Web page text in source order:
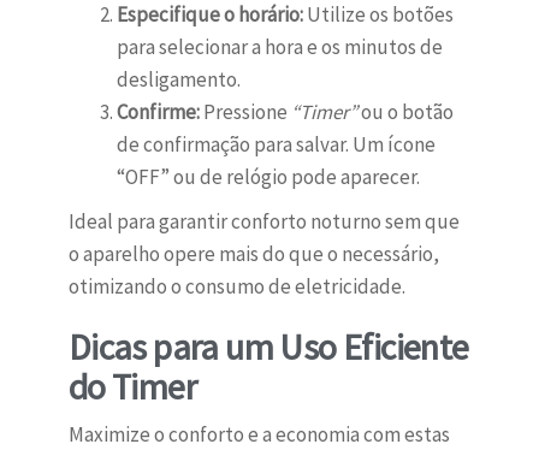
Especifique o horário:Utilize os botões
para selecionar a hora e os minutos de
desligamento.
Confirme:Pressione “Timer”ou o botão
de confirmação para salvar. Um ícone
“OFF” ou de relógio pode aparecer.
Ideal para garantir conforto noturno sem que
o aparelho opere mais do que o necessário,
otimizando o consumo de eletricidade.
Dicas para um Uso Eficiente
do Timer
Maximize o conforto e a economia com estas